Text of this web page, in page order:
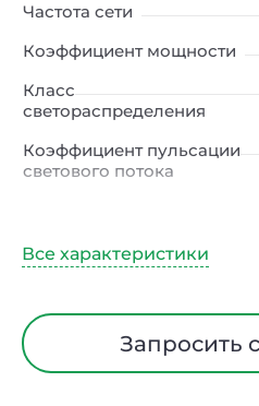
Частота сети
Коэффициент мощности
Класс
светораспределения
Коэффициент пульсации
светового потока
Тип кривой силы света
Климатическое
исполнениеЗапросить